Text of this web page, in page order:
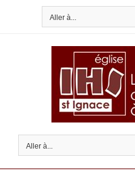
Aller à...
Aller à...